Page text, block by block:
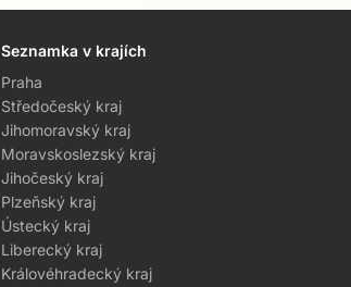
Seznamka v krajích
Praha
Středočeský kraj
Jihomoravský kraj
Moravskoslezský kraj
Jihočeský kraj
Plzeňský kraj
Ústecký kraj
Liberecký kraj
Královéhradecký kraj